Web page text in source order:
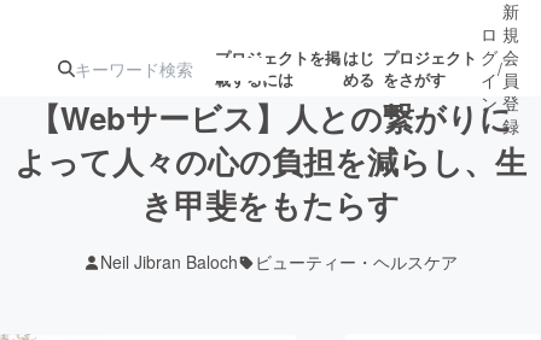
プロジェクトを掲
載するには
はじ
める
プロジェクト
をさがす
注目のリ 注目の新着プロ
ジェクト
募集終了が近いプ
ロ
グ
イ
ン
/
新
規
会
員
登
録
【Webサービス】人との繋がりに
よって人々の心の負担を減らし、生
き甲斐をもたらす
Neil Jibran Baloch ビューティー・ヘルスケア